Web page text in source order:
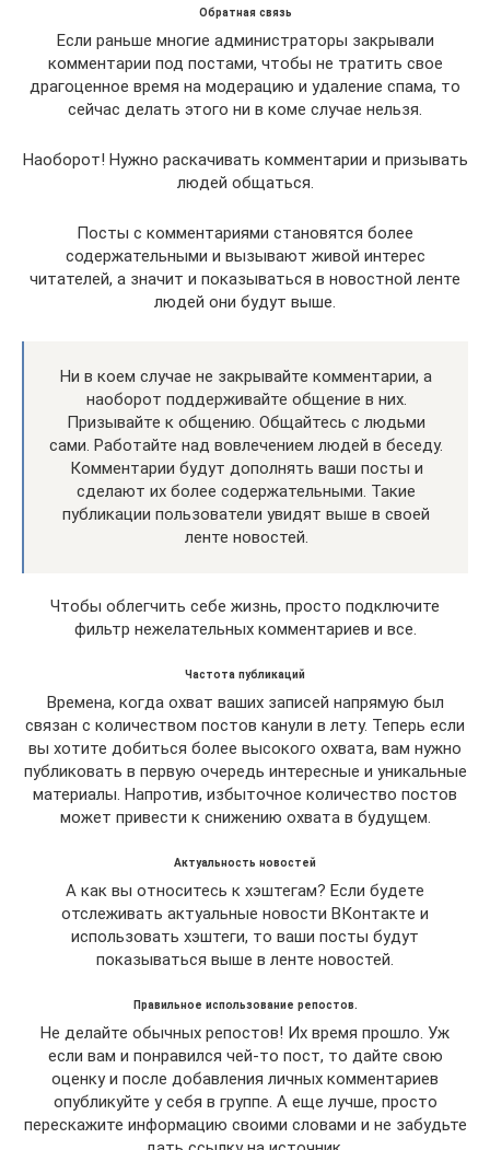
Обратная связь
Если раньше многие администраторы закрывали
комментарии под постами, чтобы не тратить свое
драгоценное время на модерацию и удаление спама, то
сейчас делать этого ни в коме случае нельзя.
Наоборот! Нужно раскачивать комментарии и призывать
людей общаться.
Посты с комментариями становятся более
содержательными и вызывают живой интерес
читателей, а значит и показываться в новостной ленте
людей они будут выше.
Ни в коем случае не закрывайте комментарии, а
наоборот поддерживайте общение в них.
Призывайте к общению. Общайтесь с людьми
сами. Работайте над вовлечением людей в беседу.
Комментарии будут дополнять ваши посты и
сделают их более содержательными. Такие
публикации пользователи увидят выше в своей
ленте новостей.
Чтобы облегчить себе жизнь, просто подключите
фильтр нежелательных комментариев и все.
Частота публикаций
Времена, когда охват ваших записей напрямую был
связан с количеством постов канули в лету. Теперь если
вы хотите добиться более высокого охвата, вам нужно
публиковать в первую очередь интересные и уникальные
материалы. Напротив, избыточное количество постов
может привести к снижению охвата в будущем.
Актуальность новостей
А как вы относитесь к хэштегам? Если будете
отслеживать актуальные новости ВКонтакте и
использовать хэштеги, то ваши посты будут
показываться выше в ленте новостей.
Правильное использование репостов.
Не делайте обычных репостов! Их время прошло. Уж
если вам и понравился чей-то пост, то дайте свою
оценку и после добавления личных комментариев
опубликуйте у себя в группе. А еще лучше, просто
перескажите информацию своими словами и не забудьте